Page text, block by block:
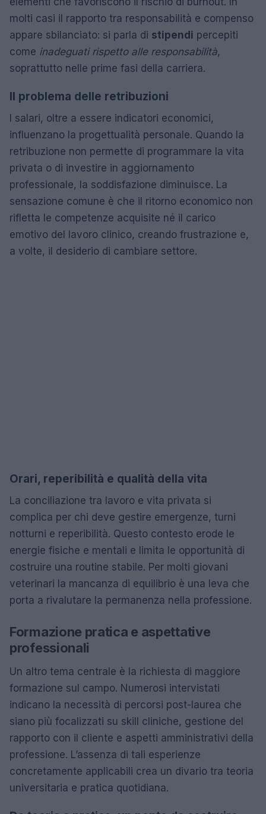
molti casi il rapporto tra responsabilità e compenso
appare sbilanciato: si parla di stipendi percepiti
come inadeguati rispetto alle responsabilità,
soprattutto nelle prime fasi della carriera.
Il problema delle retribuzioni
I salari, oltre a essere indicatori economici,
influenzano la progettualità personale. Quando la
retribuzione non permette di programmare la vita
privata o di investire in aggiornamento
professionale, la soddisfazione diminuisce. La
sensazione comune è che il ritorno economico non
rifletta le competenze acquisite né il carico
emotivo del lavoro clinico, creando frustrazione e,
a volte, il desiderio di cambiare settore.
Orari, reperibilità e qualità della vita
La conciliazione tra lavoro e vita privata si
complica per chi deve gestire emergenze, turni
notturni e reperibilità. Questo contesto erode le
energie fisiche e mentali e limita le opportunità di
costruire una routine stabile. Per molti giovani
veterinari la mancanza di equilibrio è una leva che
porta a rivalutare la permanenza nella professione.
Formazione pratica e aspettative
professionali
Un altro tema centrale è la richiesta di maggiore
formazione sul campo. Numerosi intervistati
indicano la necessità di percorsi post-laurea che
siano più focalizzati su skill cliniche, gestione del
rapporto con il cliente e aspetti amministrativi della
professione. L’assenza di tali esperienze
concretamente applicabili crea un divario tra teoria
universitaria e pratica quotidiana.